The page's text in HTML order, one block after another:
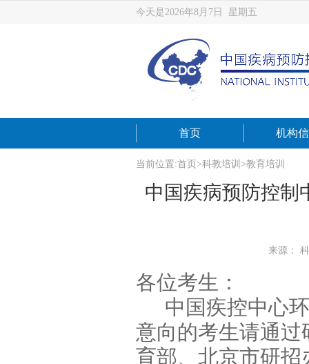
今天是2026年8月7日 星期五
首页 机构
当前位置:首页 >科教培训 >教育培训
中国疾病预防控制
来源：
各位考生：
中国疾控中心
意向的考生请通
育部、北京市研